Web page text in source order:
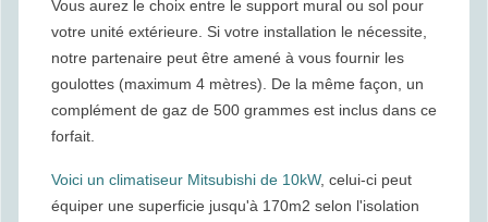
Vous aurez le choix entre le support mural ou sol pour
votre unité extérieure. Si votre installation le nécessite,
notre partenaire peut être amené à vous fournir les
goulottes (maximum 4 mètres). De la même façon, un
complément de gaz de 500 grammes est inclus dans ce
forfait.
Voici un climatiseur Mitsubishi de 10kW, celui-ci peut
équiper une superficie jusqu'à 170m2 selon l'isolation